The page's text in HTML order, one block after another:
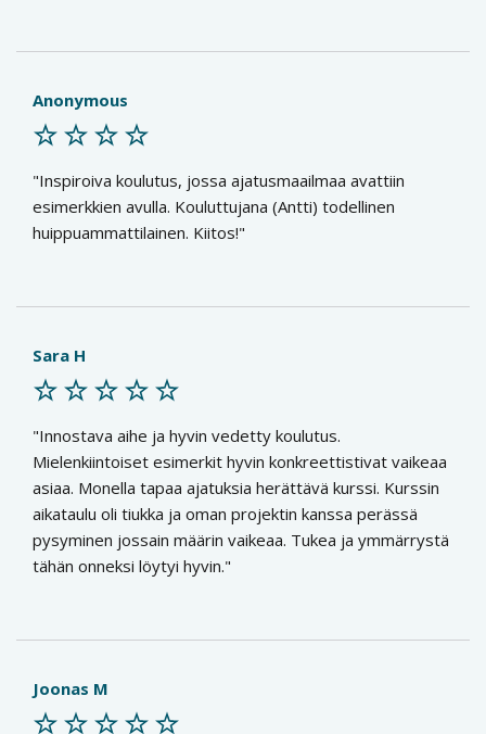
Anonymous
Inspiroiva koulutus, jossa ajatusmaailmaa avattiin
esimerkkien avulla. Kouluttujana (Antti) todellinen
huippuammattilainen. Kiitos!
Sara H
Innostava aihe ja hyvin vedetty koulutus.
Mielenkiintoiset esimerkit hyvin konkreettistivat vaikeaa
asiaa. Monella tapaa ajatuksia herättävä kurssi. Kurssin
aikataulu oli tiukka ja oman projektin kanssa perässä
pysyminen jossain määrin vaikeaa. Tukea ja ymmärrystä
tähän onneksi löytyi hyvin.
Joonas M